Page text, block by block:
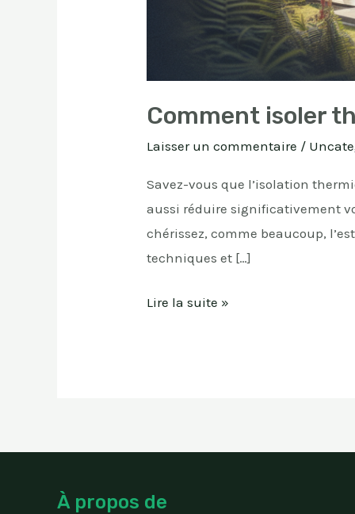
Comment isoler
Laisser un commentaire /
Savez-vous que l’isolation
aussi réduire significativement
chérissez, comme beaucoup,
techniques et […]
Lire la suite »
À propos de